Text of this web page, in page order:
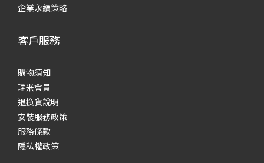
企業永續策略
客戶服務
購物須知
瑞米會員
退換貨說明
安裝服務政策
服務條款
隱私權政策